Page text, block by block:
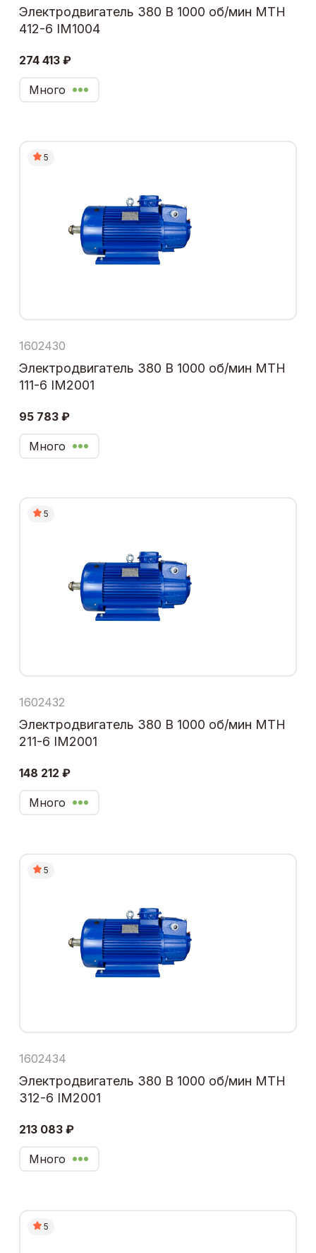
Электродвигатель 380 В 1000 об/мин МТН
412-6 IM1004
274 413 ₽
Много
5
1602430
Электродвигатель 380 В 1000 об/мин МТН
111-6 IM2001
95 783 ₽
Много
5
1602432
Электродвигатель 380 В 1000 об/мин МТН
211-6 IM2001
148 212 ₽
Много
5
1602434
Электродвигатель 380 В 1000 об/мин МТН
312-6 IM2001
213 083 ₽
Много
5